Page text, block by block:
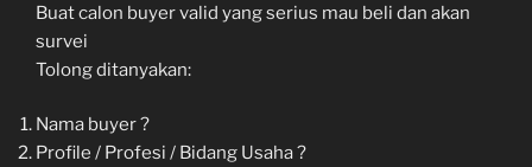
Buat calon buyer valid yang serius mau beli dan akan
survei
Tolong ditanyakan:
Nama buyer ?
Profile / Profesi / Bidang Usaha ?